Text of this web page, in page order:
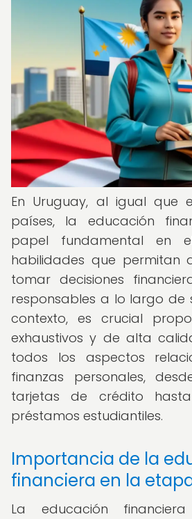
En Uruguay, al igual que
países, la educación
papel fundamental en
habilidades que permitan
tomar decisiones
responsables a lo largo de
contexto, es crucial
exhaustivos y de alta
todos los aspectos
finanzas personales,
tarjetas de crédito
préstamos estudiantiles.
Importancia de la
financiera en la
La educación